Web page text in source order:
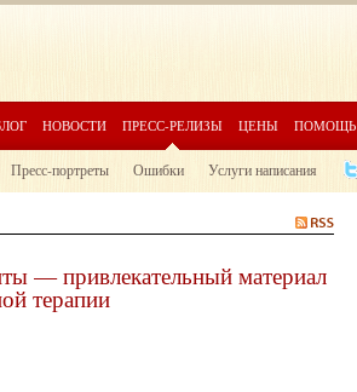
НОВОСТИ ПРЕСС-РЕЛИЗЫ ЦЕНЫ ПОМОЩЬ
Пресс-портреты Ошибки Услуги написания
— привлекательный материал
терапии